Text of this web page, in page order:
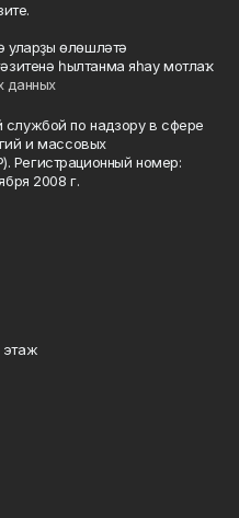
уларҙы өлөшләтә
һылтанма яһау мотлаҡ.
данных
службой по надзору в сфере
и массовых
номер:
2008 г.
этаж